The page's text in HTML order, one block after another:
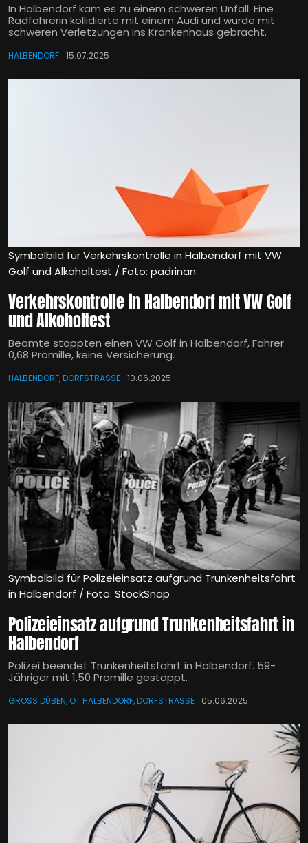
In Halbendorf kam es zu einem schweren Unfall: Eine
Radfahrerin kollidierte mit einem Audi und wurde mit
schweren Verletzungen ins Krankenhaus gebracht.
HALBENDORF 15.07.2025
Symbolbild für Verkehrskontrolle in Halbendorf mit VW
Golf und Alkoholtest / Foto: padrinan
Verkehrskontrolle in Halbendorf mit VW Golf
und Alkoholtest
Beamte stoppten einen VW Golf in Halbendorf, Fahrer
0,68 Promille, keine Versicherung.
HALBENDORF, DORFSTRASSE 10.06.2025
Symbolbild für Polizeieinsatz aufgrund Trunkenheitsfahrt
in Halbendorf / Foto: StockSnap
Polizeieinsatz aufgrund Trunkenheitsfahrt in
Halbendorf
Polizei beendet Trunkenheitsfahrt in Halbendorf. 59-
Jähriger mit 1,50 Promille gestoppt.
GROSS DÜBEN, OT HALBENDORF, DORFSTRASSE 05.06.2025